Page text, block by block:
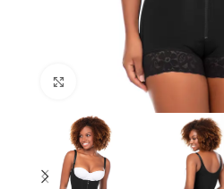
Click to enlarge